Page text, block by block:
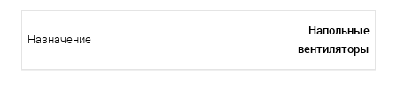
Назначение
Напольные
вентиляторы